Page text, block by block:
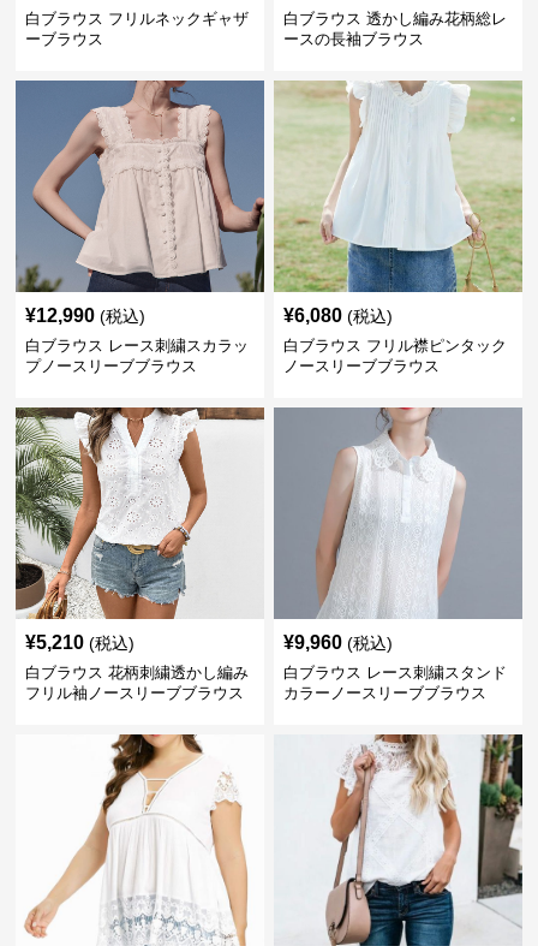
白ブラウス フリルネックギャザ
ーブラウス
白ブラウス 透かし編み花柄総レ
ースの長袖ブラウス
¥12,990 (税込)
白ブラウス レース刺繍スカラッ
プノースリーブブラウス
¥6,080 (税込)
白ブラウス フリル襟ピンタック
ノースリーブブラウス
¥5,210 (税込)
白ブラウス 花柄刺繍透かし編み
フリル袖ノースリーブブラウス
¥9,960 (税込)
白ブラウス レース刺繍スタンド
カラーノースリーブブラウス